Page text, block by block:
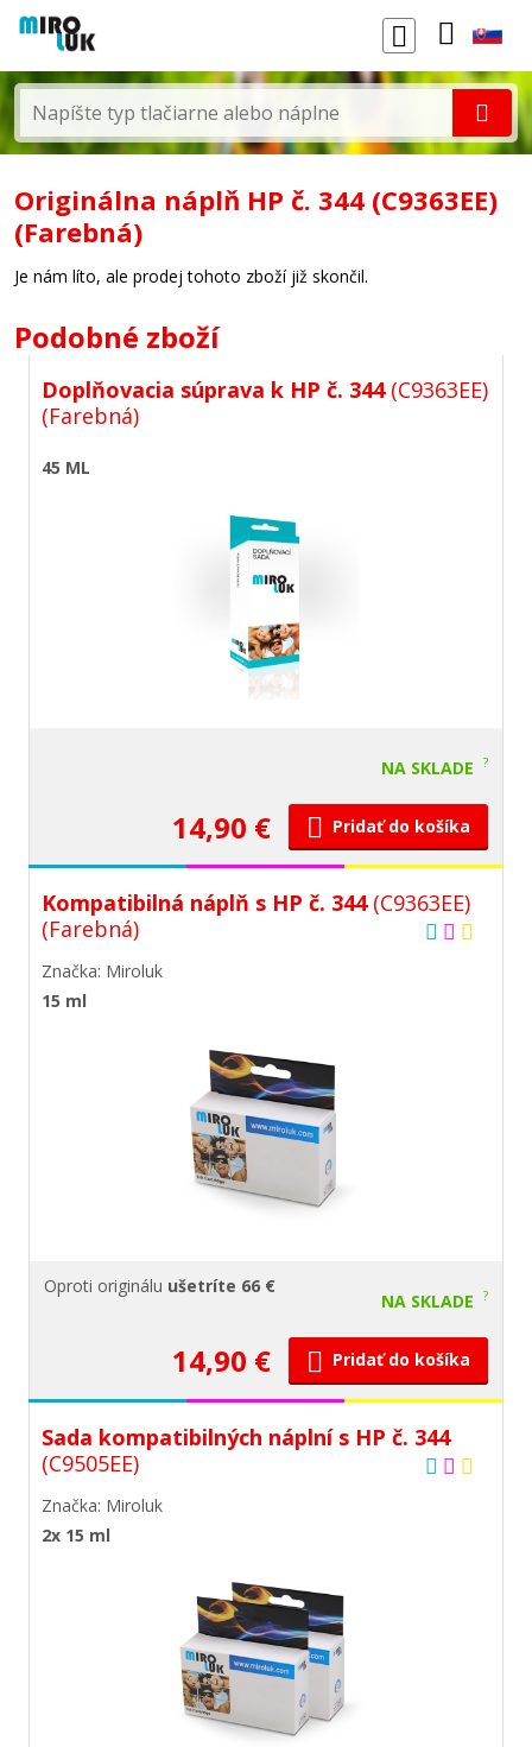
Originálna náplň HP č. 344 (C9363EE)
(Farebná)
Je nám líto, ale prodej tohoto zboží již skončil.
Podobné zboží
Doplňovacia súprava k HP č. 344 (C9363EE)
(Farebná)
45 ML
NA SKLADE ?
14,90 € Pridať do košíka
Kompatibilná náplň s HP č. 344 (C9363EE)
(Farebná)
Značka: Miroluk
15 ml
Oproti originálu ušetríte 66 €
NA SKLADE ?
14,90 € Pridať do košíka
Sada kompatibilných náplní s HP č. 344
(C9505EE)
Značka: Miroluk
2x 15 ml